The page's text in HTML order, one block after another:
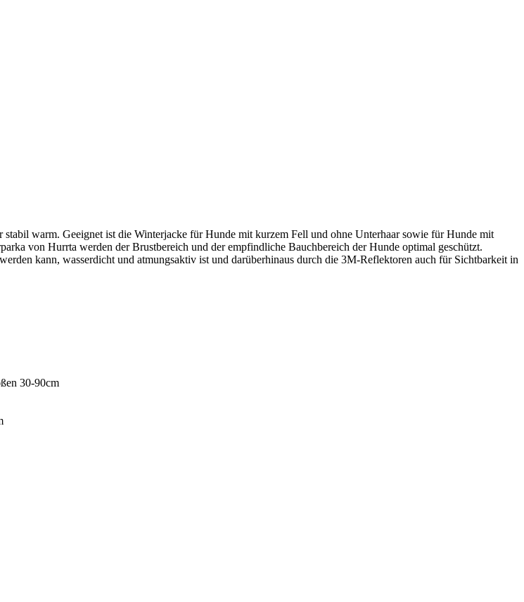
warm. Geeignet ist die Winterjacke für Hunde mit kurzem Fell und ohne Unterhaar sowie für Hunde mit
von Hurrta werden der Brustbereich und der empfindliche Bauchbereich der Hunde optimal geschützt.
kann, wasserdicht und atmungsaktiv ist und darüberhinaus durch die 3M-Reflektoren auch für Sichtbarkeit in
30-90cm